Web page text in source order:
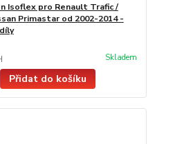
Isoflex pro Renault Trafic /
Primastar od 2002-2014 -
Skladem
Přidat do košíku